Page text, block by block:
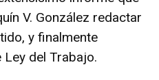
V. González redactar
y finalmente
del Trabajo.